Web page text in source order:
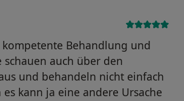
Behandlung und
schauen auch über den
und behandeln nicht einfach
kann ja eine andere Ursache